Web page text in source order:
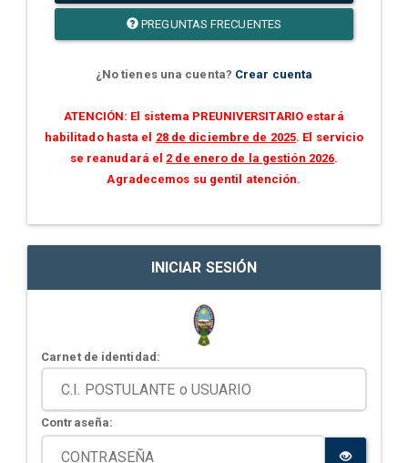
PREGUNTAS FRECUENTES
¿No tienes una cuenta? Crear cuenta
ATENCIÓN: El sistema PREUNIVERSITARIO estará
habilitado hasta el 28 de diciembre de 2025. El servicio
se reanudará el 2 de enero de la gestión 2026.
Agradecemos su gentil atención.
INICIAR SESIÓN
Carnet de identidad:
Contraseña: